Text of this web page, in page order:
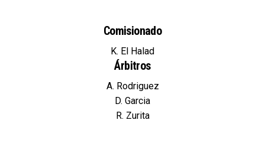
Comisionado
K. El Halad
Árbitros
A. Rodriguez
D. Garcia
R. Zurita